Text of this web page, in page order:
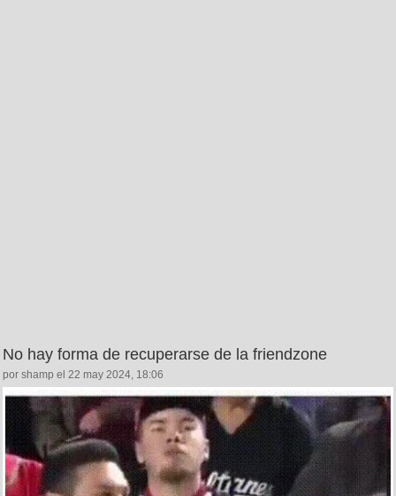
No hay forma de recuperarse de la friendzone
por shamp el 22 may 2024, 18:06